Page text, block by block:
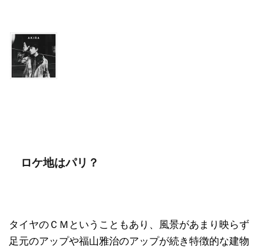
ロケ地はパリ？
タイヤのＣＭということもあり、風景があまり映らず
足元のアップや福山雅治のアップが続き特徴的な建物